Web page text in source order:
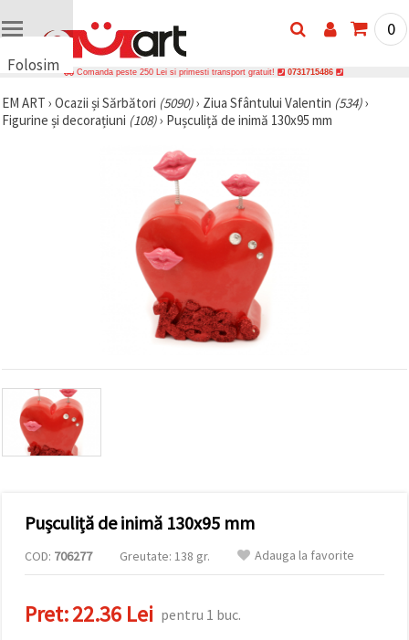
Folosim
uri
🍪 Folosim
traficul și a
afișa
conținut și
reclame
noștri de
analiză și
marketing.
Puteți fi de
utilizați
toate
0
Comanda peste 250 Lei si primesti transport gratuit! 0731715486
EM ART › Ocazii și Sărbători (5090)› Ziua Sfântului Valentin (534)›
Figurine și decorațiuni (108)› Pușculiță de inimă 130x95 mm
Pușculiță de inimă 130x95 mm
COD: 706277 Greutate: 138 gr. Adauga la favorite
Pret:22.36 Lei pentru 1 buc.